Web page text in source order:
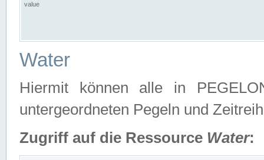
value
Water
Hiermit können alle in
untergeordneten Pegeln und
Zugriff auf die Ressource Water: